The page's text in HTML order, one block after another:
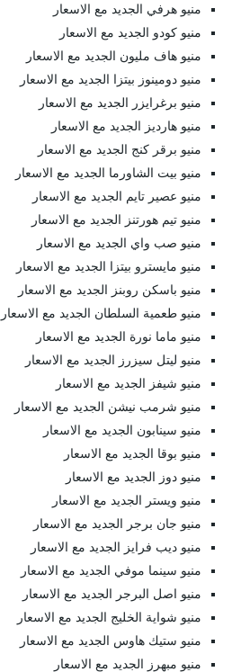
منيو هرفي الجديد مع الاسعار
منيو كودو الجديد مع الاسعار
منيو هاف مليون الجديد مع الاسعار
منيو دومينوز بيتزا الجديد مع الاسعار
منيو برغرايزر الجديد مع الاسعار
منيو هارديز الجديد مع الاسعار
منيو برقر كنج الجديد مع الاسعار
منيو بيت الشاورما الجديد مع الاسعار
منيو عصير تايم الجديد مع الاسعار
منيو تيم هورتنز الجديد مع الاسعار
منيو صب واي الجديد مع الاسعار
منيو مايسترو بيتزا الجديد مع الاسعار
منيو باسكن روبنز الجديد مع الاسعار
منيو طعمية السلطان الجديد مع الاسعار
منيو ماما نورة الجديد مع الاسعار
منيو ليتل سيزرز الجديد مع الاسعار
منيو شيفز الجديد مع الاسعار
منيو شرمب نيشن الجديد مع الاسعار
منيو سينابون الجديد مع الاسعار
منيو بوقا الجديد مع الاسعار
منيو دوز الجديد مع الاسعار
منيو ويستر الجديد مع الاسعار
منيو جان برجر الجديد مع الاسعار
منيو ديب فرايز الجديد مع الاسعار
منيو سينما موفي الجديد مع الاسعار
منيو اصل البرجر الجديد مع الاسعار
منيو شواية الخليج الجديد مع الاسعار
منيو ستيك هاوس الجديد مع الاسعار
منيو مبهرز الجديد مع الاسعار